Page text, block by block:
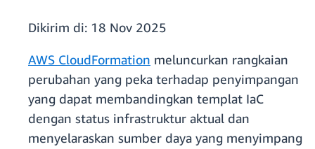
Dikirim di: 18 Nov 2025
AWS CloudFormation meluncurkan rangkaian
perubahan yang peka terhadap penyimpangan
yang dapat membandingkan templat IaC
dengan status infrastruktur aktual dan
menyelaraskan sumber daya yang menyimpang